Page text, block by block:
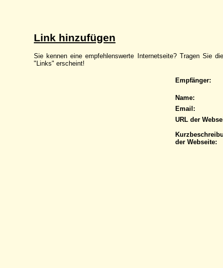
Link hinzufügen
Sie kennen eine empfehlenswerte Internetseite? Tragen Sie
"Links" erscheint!
Empfänger:
Name:
Email:
URL der
der Webseite: